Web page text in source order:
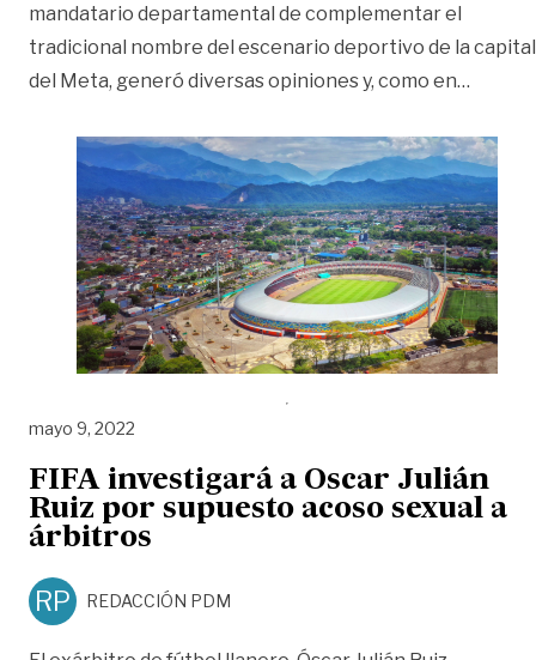
mandatario departamental de complementar el
tradicional nombre del escenario deportivo de la capital
del Meta, generó diversas opiniones y, como en…
mayo 9, 2022
FIFA investigará a Oscar Julián
Ruiz por supuesto acoso sexual a
árbitros
RP REDACCIÓN PDM